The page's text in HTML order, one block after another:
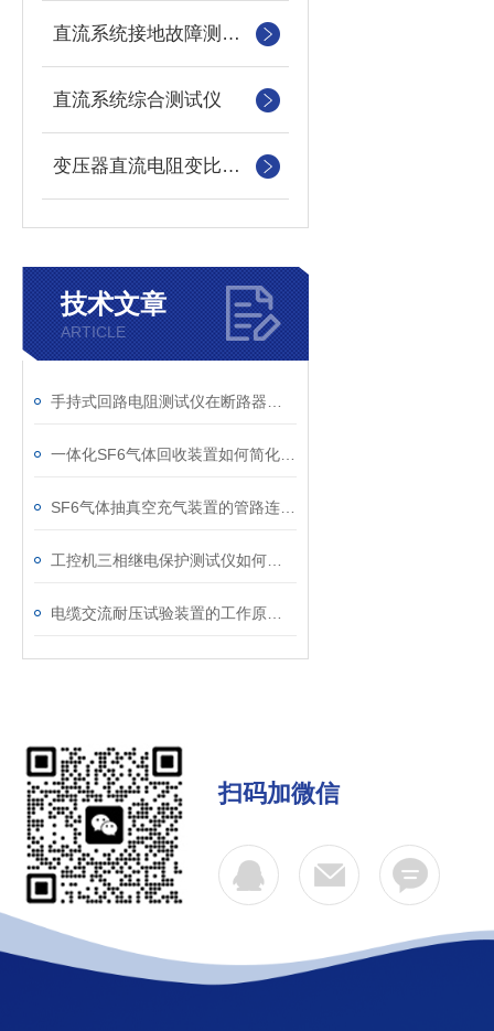
直流系统接地故障测试仪
直流系统综合测试仪
变压器直流电阻变比测试仪
技术文章
ARTICLE
扫码加微信